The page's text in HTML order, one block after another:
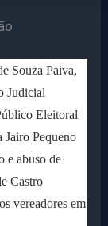
Souza Paiva,
Judicial
Eleitoral
Jairo Pequeno
e abuso de
Castro
vereadores em